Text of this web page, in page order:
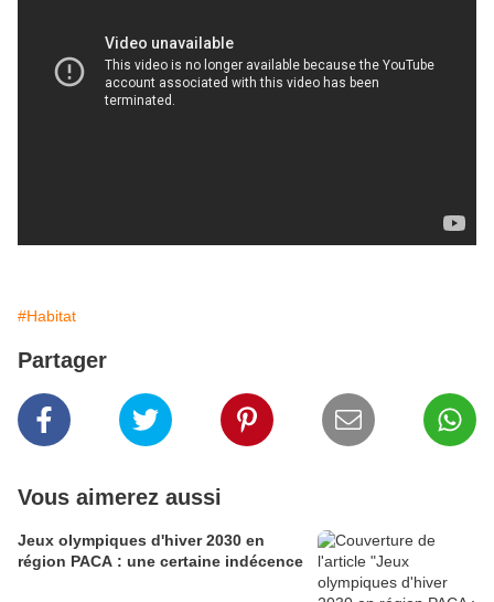
#Habitat
Partager
Vous aimerez aussi
Jeux olympiques d'hiver 2030 en
région PACA : une certaine indécence